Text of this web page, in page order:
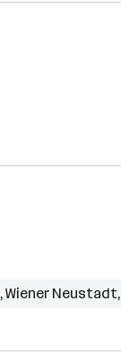
,Wiener Neustadt,